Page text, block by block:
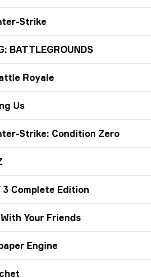
Strike
BATTLEGROUNDS
Royale
Us
Strike: Condition Zero
3 Complete Edition
Your Friends
Engine